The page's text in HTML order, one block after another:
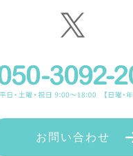
お問い合わせ